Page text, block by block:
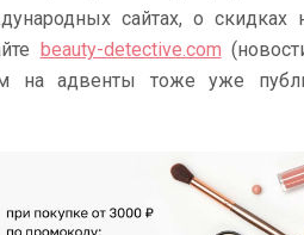
сайтах, о скидках
beauty-detective.com
на адвенты тоже уже